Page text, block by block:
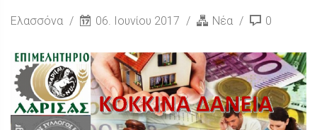
Ελασσόνα 06. Ιουνίου 2017 Νέα 0